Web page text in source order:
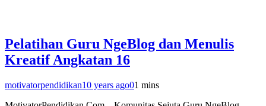
Pelatihan Guru NgeBlog dan Menulis
Kreatif Angkatan 16
motivatorpendidikan10 years ago01 mins